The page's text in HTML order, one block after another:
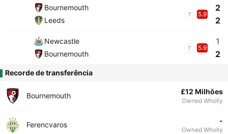
Bournemouth
Leeds
1' 5.9
2
2
Newcastle
Bournemouth
1' 5.9
1
2
Recorde de transferência
Bournemouth £12 Milhões
Owned Wholly
Ferencvaros -
Owned Wholly